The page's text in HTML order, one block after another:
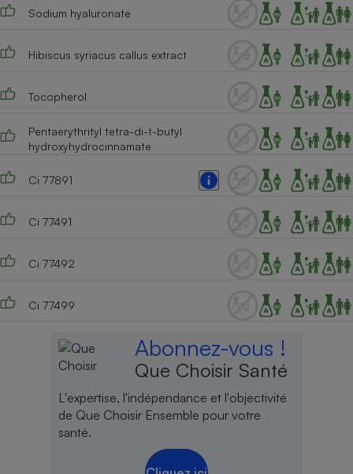
Sodium hyaluronate
Hibiscus syriacus callus extract
Tocopherol
Pentaerythrityl tetra-di-t-butyl
hydroxyhydrocinnamate
Ci 77891
Ci 77491
Ci 77492
Ci 77499
Abonnez-vous !
Que Choisir Santé
L'expertise, l'indépendance et l'objectivité
de Que Choisir Ensemble pour votre
santé.